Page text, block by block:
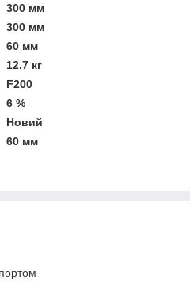
300 мм
300 мм
60 мм
12.7 кг
F200
6 %
Новий
60 мм